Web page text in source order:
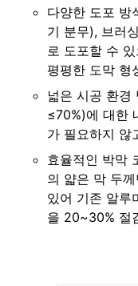
다양한 도포 방
기 분무), 브러
로 도포할 수
평평한 도막 형
넓은 시공 환
≤70%)에 대한
가 필요하지 않
효율적인 박막
의 얇은 막 두
있어 기존 알루
을 20~30% 절